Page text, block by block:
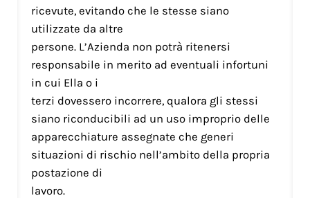
ricevute, evitando che le stesse siano
utilizzate da altre
persone. L’Azienda non potrà ritenersi
responsabile in merito ad eventuali infortuni
in cui Ella o i
terzi dovessero incorrere, qualora gli stessi
siano riconducibili ad un uso improprio delle
apparecchiature assegnate che generi
situazioni di rischio nell’ambito della propria
postazione di
lavoro.